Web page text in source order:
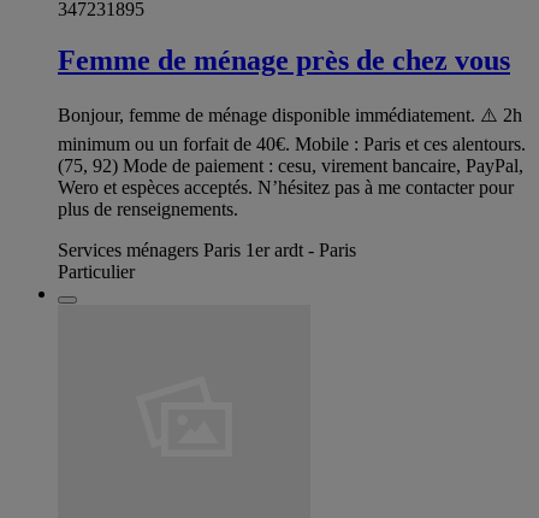
347231895
Femme de ménage près de chez vous
Bonjour, femme de ménage disponible immédiatement. ⚠️ 2h
minimum ou un forfait de 40€. Mobile : Paris et ces alentours.
(75, 92) Mode de paiement : cesu, virement bancaire, PayPal,
Wero et espèces acceptés. N’hésitez pas à me contacter pour
plus de renseignements.
Services ménagers Paris 1er ardt - Paris
Particulier